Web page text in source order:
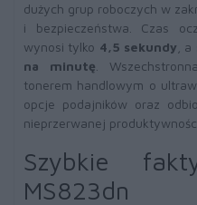
dużych grup roboczych w
i bezpieczeństwa. Czas
wynosi tylko 4,5 sekundy ,
na minutę .
tonerem handlowym o
opcje podajników oraz
nieprzerwanej
Szybkie
MS823dn